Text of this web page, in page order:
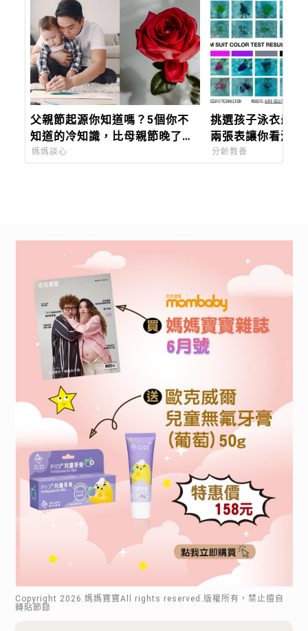
父親節起源你知道嗎？5個你不
知道的冷知識，比母親節晚了近
60年，只有台灣、蒙古在過「88
媽媽談心
挑選孩子泳衣最重
兩張表讓你看清楚
挑，泳池、開放水
分齡教養
Copyright 2026 .媽媽寶寶All rights reserved.版權所有，禁止擅自
轉貼節錄